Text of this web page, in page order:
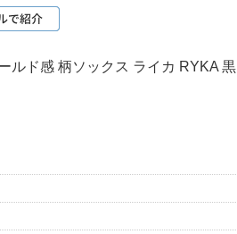
ルド感 柄ソックス ライカ RYKA 黒